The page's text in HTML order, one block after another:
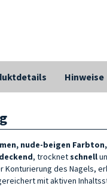
Hinweise
nude-beigen
, trocknetschnell
Konturierung des Nagels,
mit aktiven